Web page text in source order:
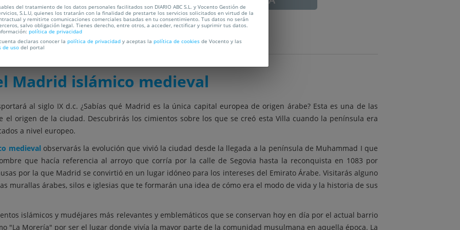
Madrid islámico medieval
al siglo IX d.c. ¿Sabías qué Madrid es la única capital europea de origen árabe? Esta es una de las
el origen de la ciudad. Descubrirás los cimientos sobre los que se creó esta Villa cuando la península era
a nivel europeo.
medieval observarás la evolución que vivió la ciudad desde la llegada a la península de Muhammad I que
que hacía referencia al arroyo que corría por la calle de Segovia hasta la reconquista en 1083 por
por la que Madrid se convirtió en un lugar idóneo para los intereses del Emirato Árabe. Visitarás alguno
murallas árabes, silos e iglesias que te formarán una idea de cómo era el modo de vida y la historia de sus
islámicos y mudéjares más relevantes y emblemáticos que se conservan hoy en día por el actual barrio
"La Morería" por ser el lugar donde vivía la mayor parte de la comunidad musulmana en aquella época. La
del tratamiento de los datos personales facilitados son DIARIO ABC S.L. y Vocento Gestión de
S.L.U, quienes los tratarán con la finalidad de prestarte los servicios solicitados en virtud de la
y remitirte comunicaciones comerciales basadas en tu consentimiento. Tus datos no serán
salvo obligación legal. Tienes derecho, entre otros, a acceder, rectificar y suprimir tus datos.
política de privacidad
declaras conocer la política de privacidad y aceptas la política de cookies de Vocento y las
de uso del portal